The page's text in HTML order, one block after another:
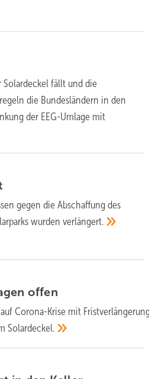
fällt und die
die Bundesländern in den
der EEG-Umlage mit
gegen die Abschaffung des
wurdenverlängert.
offen
Corona-Krise mit
Solardeckel.